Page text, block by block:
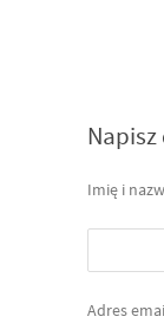
Napisz
Imię i
Adres